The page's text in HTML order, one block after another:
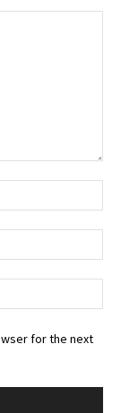
for the next